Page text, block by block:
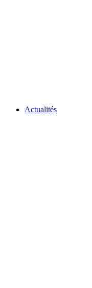
Actualités